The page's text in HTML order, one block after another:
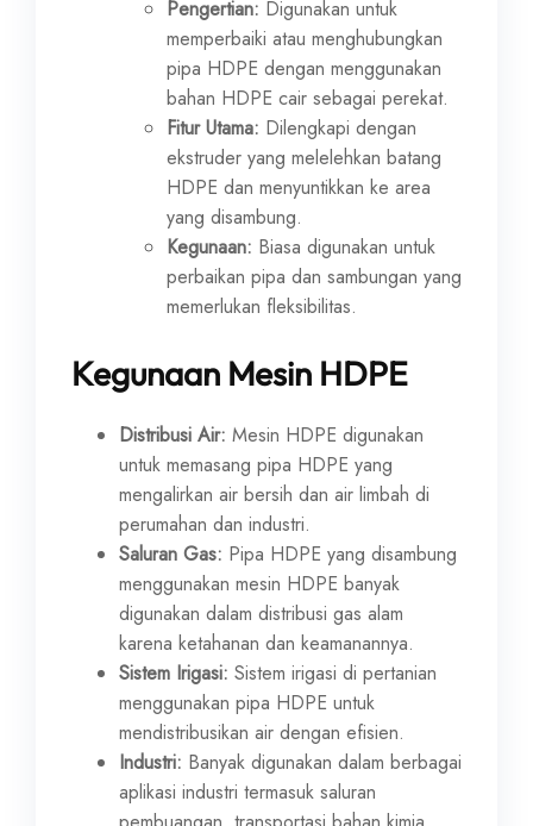
Pengertian: Digunakan untuk
memperbaiki atau menghubungkan
pipa HDPE dengan menggunakan
bahan HDPE cair sebagai perekat.
Fitur Utama: Dilengkapi dengan
ekstruder yang melelehkan batang
HDPE dan menyuntikkan ke area
yang disambung.
Kegunaan: Biasa digunakan untuk
perbaikan pipa dan sambungan yang
memerlukan fleksibilitas.
Kegunaan Mesin HDPE
Distribusi Air: Mesin HDPE digunakan
untuk memasang pipa HDPE yang
mengalirkan air bersih dan air limbah di
perumahan dan industri.
Saluran Gas: Pipa HDPE yang disambung
menggunakan mesin HDPE banyak
digunakan dalam distribusi gas alam
karena ketahanan dan keamanannya.
Sistem Irigasi: Sistem irigasi di pertanian
menggunakan pipa HDPE untuk
mendistribusikan air dengan efisien.
Industri: Banyak digunakan dalam berbagai
aplikasi industri termasuk saluran